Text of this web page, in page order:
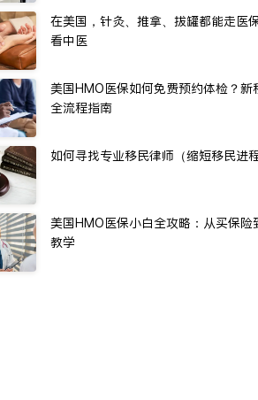
在美国，针灸、推拿、拔罐都能走医
看中医
美国HMO医保如何免费预约体检？新
全流程指南
如何寻找专业移民律师（缩短移民进
美国HMO医保小白全攻略：从买保险
教学